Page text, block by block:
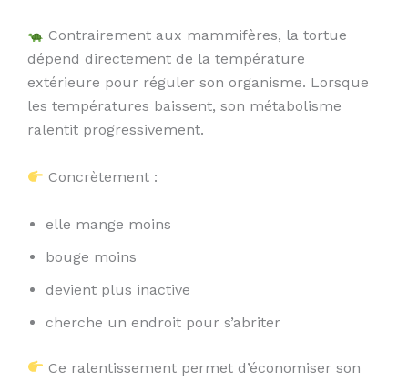
Contrairement aux mammifères, la tortue
dépend directement de la température
extérieure pour réguler son organisme. Lorsque
les températures baissent, son métabolisme
ralentit progressivement.
Concrètement :
elle mange moins
bouge moins
devient plus inactive
cherche un endroit pour s’abriter
Ce ralentissement permet d’économiser son